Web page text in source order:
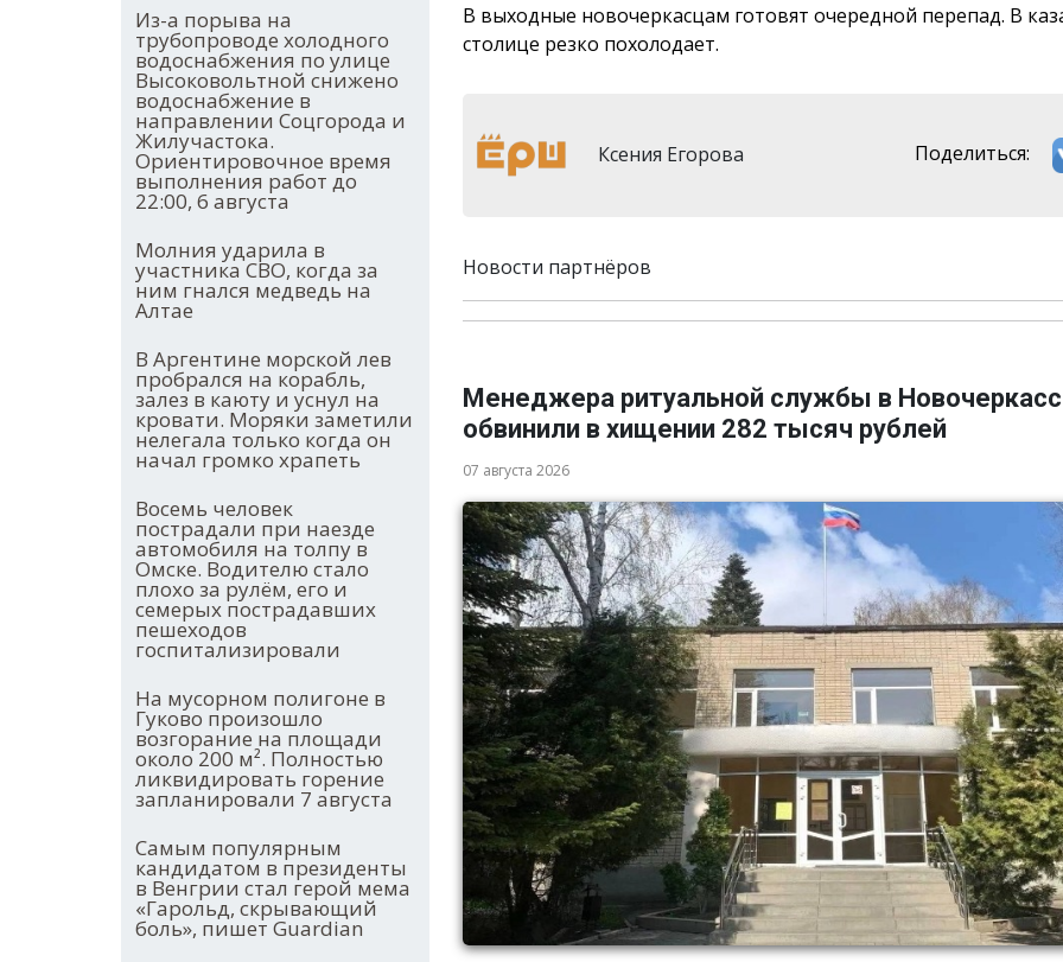
Из-а порыва на
трубопроводе холодного
водоснабжения по улице
Высоковольтной снижено
водоснабжение в
направлении Соцгорода и
Жилучастока.
Ориентировочное время
выполнения работ до
22:00, 6 августа
Молния ударила в
участника СВО, когда за
ним гнался медведь на
Алтае
В Аргентине морской лев
пробрался на корабль,
залез в каюту и уснул на
кровати. Моряки заметили
нелегала только когда он
начал громко храпеть
Восемь человек
пострадали при наезде
автомобиля на толпу в
Омске. Водителю стало
плохо за рулём, его и
семерых пострадавших
пешеходов
госпитализировали
На мусорном полигоне в
Гуково произошло
возгорание на площади
около 200 м². Полностью
ликвидировать горение
запланировали 7 августа
Самым популярным
кандидатом в президенты
в Венгрии стал герой мема
«Гарольд, скрывающий
боль», пишет Guardian
В выходные новочеркасцам готовят очередной перепад. В
столице резко похолодает.
Ксения Егорова Поделиться:
Новости партнёров
Менеджера ритуальной службы в
обвинили в хищении 282 тысяч рублей
07 августа 2026